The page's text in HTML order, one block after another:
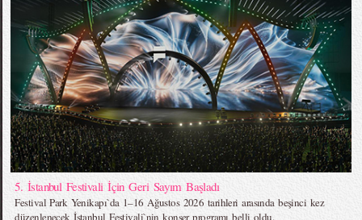
5. İstanbul Festivali İçin Geri Sayım Başladı
Festival Park Yenikapı`da 1–16 Ağustos 2026 tarihleri arasında beşinci kez
düzenlenecek İstanbul Festivali`nin konser programı belli oldu.